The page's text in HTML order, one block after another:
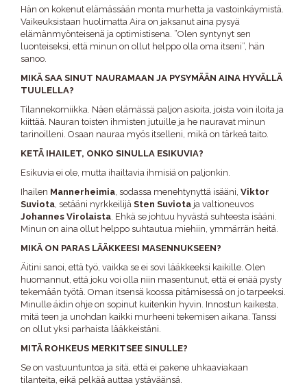
Hän on kokenut elämässään monta murhetta ja vastoinkäymistä.
Vaikeuksistaan huolimatta Aira on jaksanut aina pysyä
elämänmyönteisenä ja optimistisena. ”Olen syntynyt sen
luonteiseksi, että minun on ollut helppo olla oma itseni”, hän
sanoo.
MIKÄ SAA SINUT NAURAMAAN JA PYSYMÄÄN AINA HYVÄLLÄ
TUULELLA?
Tilannekomiikka. Näen elämässä paljon asioita, joista voin iloita ja
kiittää. Nauran toisten ihmisten jutuille ja he nauravat minun
tarinoilleni. Osaan nauraa myös itselleni, mikä on tärkeä taito.
KETÄ IHAILET, ONKO SINULLA ESIKUVIA?
Esikuvia ei ole, mutta ihailtavia ihmisiä on paljonkin.
Ihailen Mannerheimia, sodassa menehtynyttä isääni, Viktor
Suviota, setääni nyrkkeilijä Sten Suviota ja valtioneuvos
Johannes Virolaista. Ehkä se johtuu hyvästä suhteesta isääni.
Minun on aina ollut helppo suhtautua miehiin, ymmärrän heitä.
MIKÄ ON PARAS LÄÄKKEESI MASENNUKSEEN?
Äitini sanoi, että työ, vaikka se ei sovi lääkkeeksi kaikille. Olen
huomannut, että joku voi olla niin masentunut, että ei enää pysty
tekemään työtä. Oman itsensä koossa pitämisessä on jo tarpeeksi.
Minulle äidin ohje on sopinut kuitenkin hyvin. Innostun kaikesta,
mitä teen ja unohdan kaikki murheeni tekemisen aikana. Tanssi
on ollut yksi parhaista lääkkeistäni.
MITÄ ROHKEUS MERKITSEE SINULLE?
Se on vastuuntuntoa ja sitä, että ei pakene uhkaaviakaan
tilanteita, eikä pelkää auttaa ystäväänsä.